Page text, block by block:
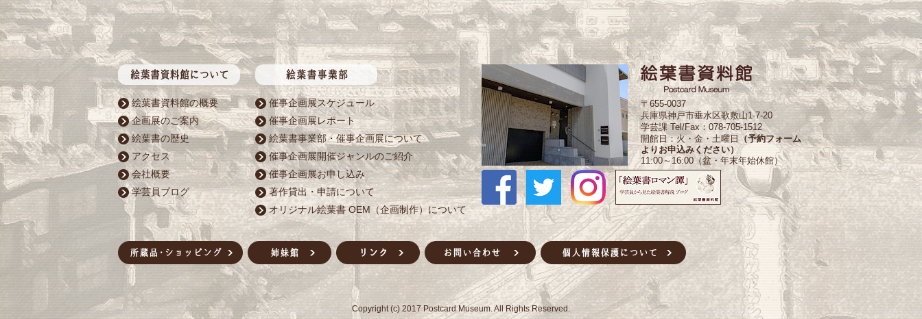
絵葉書資料館の概要
企画展のご案内
絵葉書の歴史
アクセス
会社概要
学芸員ブログ
催事企画展スケジュール
催事企画展レポート
絵葉書事業部・催事企画展について
催事企画展開催ジャンルのご紹介
催事企画展お申し込み
著作貸出・申請について
オリジナル絵葉書 OEM（企画制作）について
〒655-0037
兵庫県神戸市垂水区歌敷山1-7-20
学芸課 Tel/Fax：078-705-1512
開館日：火・金・土曜日 （予約フォーム
よりお申込みください）
11:00～16:00（盆・年末年始休館）
Copyright (c) 2017 Postcard Museum. All Rights Reserved.